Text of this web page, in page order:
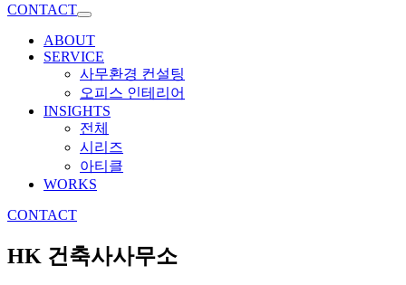
CONTACT
ABOUT
SERVICE
사무환경 컨설팅
오피스 인테리어
INSIGHTS
전체
시리즈
아티클
WORKS
CONTACT
HK 건축사사무소